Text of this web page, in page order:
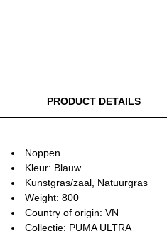
PRODUCT DETAILS
Noppen
Kleur: Blauw
Kunstgras/zaal, Natuurgras
Weight: 800
Country of origin: VN
Collectie: PUMA ULTRA